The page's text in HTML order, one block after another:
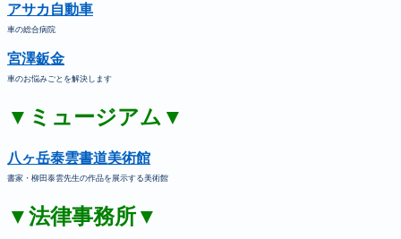
アサカ自動車
車の総合病院
宮澤鈑金
車のお悩みごとを解決します
▼ミュージアム▼
八ヶ岳泰雲書道美術館
書家・柳田泰雲先生の作品を展示する美術館
▼法律事務所▼